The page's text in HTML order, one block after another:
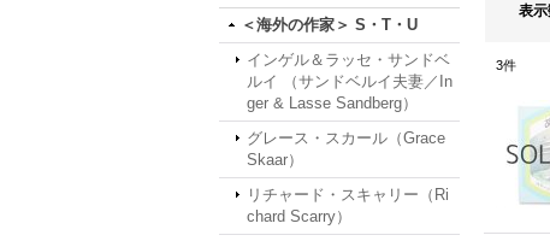
＜海外の作家＞ S・T・U
インゲル＆ラッセ・サンドベ
ルイ （サンドベルイ夫妻／In
ger & Lasse Sandberg）
グレース・スカール（Grace
Skaar）
リチャード・スキャリー（Ri
chard Scarry）
表
3件